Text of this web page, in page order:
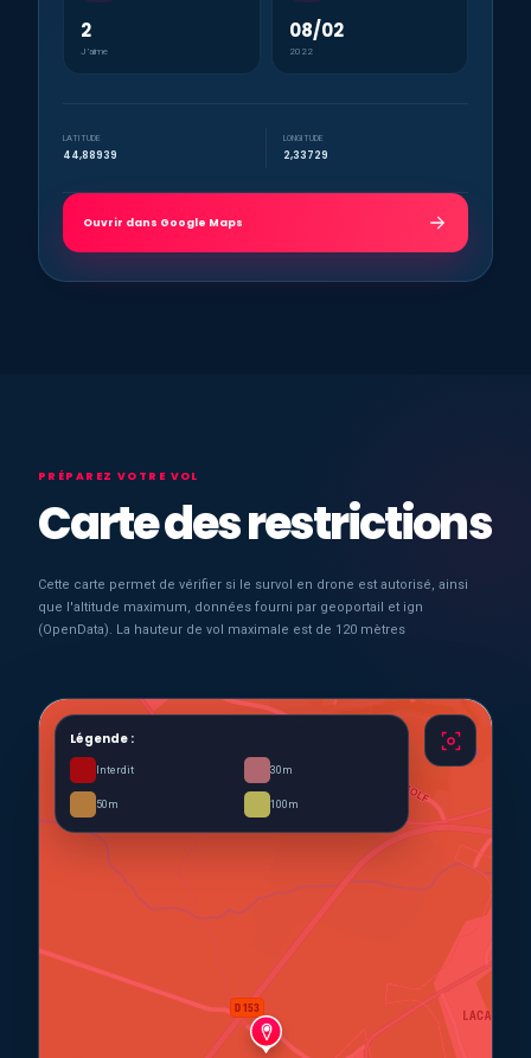
2
J’aime
08/02
2022
LATITUDE
44,88939
LONGITUDE
2,33729
Ouvrir dans Google Maps
PRÉPAREZ VOTRE VOL
Carte des restrictions
Cette carte permet de vérifier si le survol en drone est autorisé, ainsi
que l'altitude maximum, données fourni par geoportail et ign
(OpenData). La hauteur de vol maximale est de 120 mètres
Légende :
Interdit 30m
50m 100m